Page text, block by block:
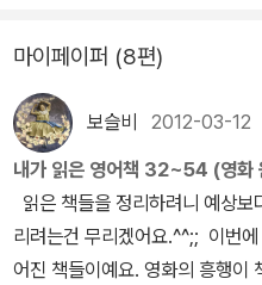
마이페이퍼 (8편)
보슬비 2012-03-12
내가 읽은 영어책 32~54 (영화
읽은 책들을 정리하려니 예상
리려는건 무리겠어요.^^;; 이번
어진 책들이예요. 영화의 흥행이